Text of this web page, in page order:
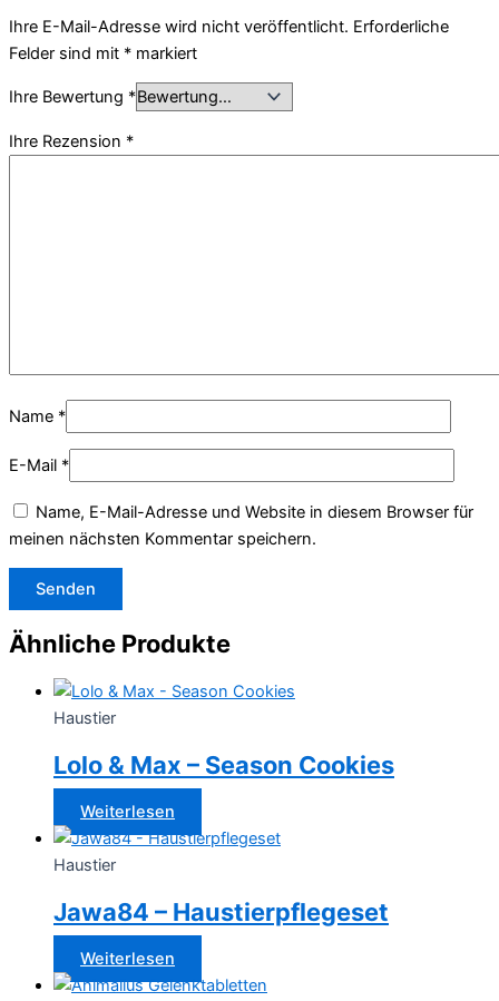
Ihre E-Mail-Adresse wird nicht veröffentlicht. Erforderliche
Felder sind mit * markiert
Ihre Bewertung *
Ihre Rezension *
Name *
E-Mail *
Name, E-Mail-Adresse und Website in diesem Browser für
meinen nächsten Kommentar speichern.
Ähnliche Produkte
Haustier
Lolo & Max – Season Cookies
Weiterlesen
Haustier
Jawa84 – Haustierpflegeset
Weiterlesen